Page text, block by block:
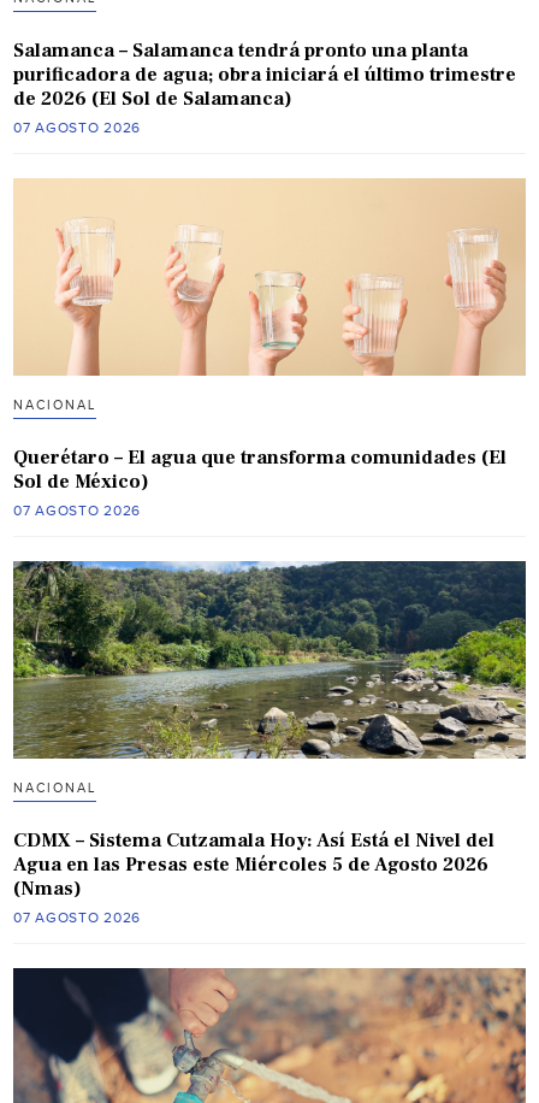
Salamanca – Salamanca tendrá pronto una planta
purificadora de agua; obra iniciará el último trimestre
de 2026 (El Sol de Salamanca)
07 AGOSTO 2026
NACIONAL
Querétaro – El agua que transforma comunidades (El
Sol de México)
07 AGOSTO 2026
NACIONAL
CDMX – Sistema Cutzamala Hoy: Así Está el Nivel del
Agua en las Presas este Miércoles 5 de Agosto 2026
(Nmas)
07 AGOSTO 2026